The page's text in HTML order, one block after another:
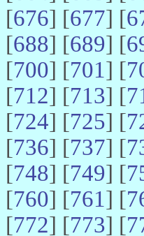
[676] [677] [
[688] [689] [
[700] [701] [
[712] [713] [
[724] [725] [
[736] [737] [
[748] [749] [
[760] [761] [
[772] [773] [